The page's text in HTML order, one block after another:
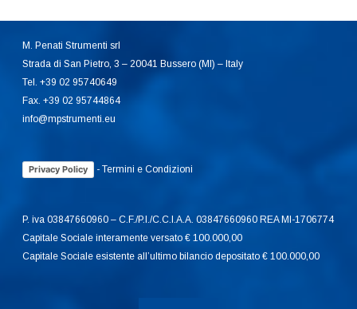
M. Penati Strumenti srl
Strada di San Pietro, 3 – 20041 Bussero (MI) – Italy
Tel. +39 02 95740649
Fax. +39 02 95744864
info@mpstrumenti.eu
Privacy Policy -Termini e Condizioni
P. iva 03847660960 – C.F./P.I./C.C.I.A.A. 03847660960 REA MI-1706774
Capitale Sociale interamente versato € 100.000,00
Capitale Sociale esistente all’ultimo bilancio depositato € 100.000,00